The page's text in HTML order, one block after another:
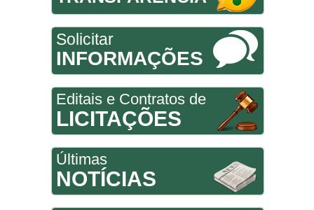
Solicitar
INFORMAÇÕES
Editais e Contratos de
LICITAÇÕES
Últimas
NOTÍCIAS